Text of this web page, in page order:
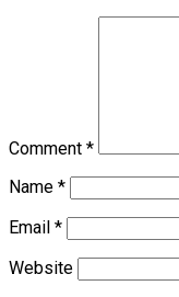
Comment *
Name *
Email *
Website